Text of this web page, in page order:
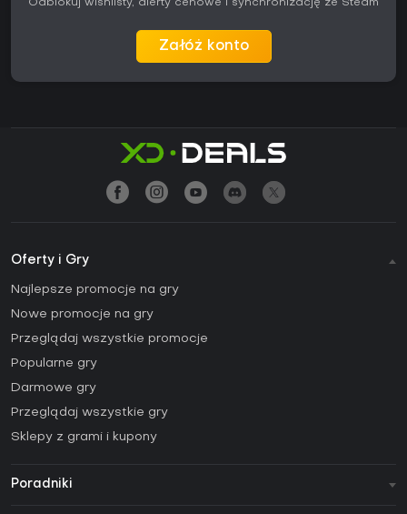
Odblokuj wishlisty, alerty cenowe i synchronizację ze Steam
Załóż konto
Oferty i Gry
Najlepsze promocje na gry
Nowe promocje na gry
Przeglądaj wszystkie promocje
Popularne gry
Darmowe gry
Przeglądaj wszystkie gry
Sklepy z grami i kupony
Poradniki